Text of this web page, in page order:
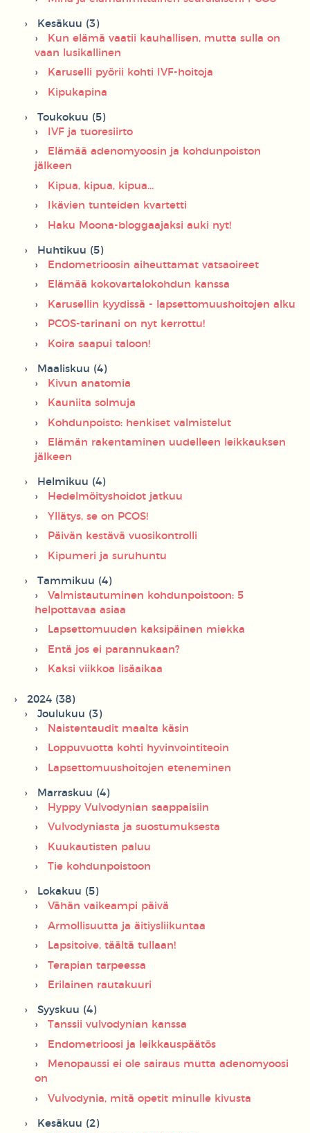
Kesäkuu (3)
Kun elämä vaatii kauhallisen, mutta sulla on
vaan lusikallinen
Karuselli pyörii kohti IVF-hoitoja
Kipukapina
Toukokuu (5)
IVF ja tuoresiirto
Elämää adenomyoosin ja kohdunpoiston
jälkeen
Kipua, kipua, kipua...
Ikävien tunteiden kvartetti
Haku Moona-bloggaajaksi auki nyt!
Huhtikuu (5)
Endometrioosin aiheuttamat vatsaoireet
Elämää kokovartalokohdun kanssa
Karusellin kyydissä - lapsettomuushoitojen alku
PCOS-tarinani on nyt kerrottu!
Koira saapui taloon!
Maaliskuu (4)
Kivun anatomia
Kauniita solmuja
Kohdunpoisto: henkiset valmistelut
Elämän rakentaminen uudelleen leikkauksen
jälkeen
Helmikuu (4)
Hedelmöityshoidot jatkuu
Yllätys, se on PCOS!
Päivän kestävä vuosikontrolli
Kipumeri ja suruhuntu
Tammikuu (4)
Valmistautuminen kohdunpoistoon: 5
helpottavaa asiaa
Lapsettomuuden kaksipäinen miekka
Entä jos ei parannukaan?
Kaksi viikkoa lisäaikaa
2024 (38)
Joulukuu (3)
Naistentaudit maalta käsin
Loppuvuotta kohti hyvinvointiteoin
Lapsettomuushoitojen eteneminen
Marraskuu (4)
Hyppy Vulvodynian saappaisiin
Vulvodyniasta ja suostumuksesta
Kuukautisten paluu
Tie kohdunpoistoon
Lokakuu (5)
Vähän vaikeampi päivä
Armollisuutta ja äitiysliikuntaa
Lapsitoive, täältä tullaan!
Terapian tarpeessa
Erilainen rautakuuri
Syyskuu (4)
Tanssii vulvodynian kanssa
Endometrioosi ja leikkauspäätös
Menopaussi ei ole sairaus mutta adenomyoosi
on
Vulvodynia, mitä opetit minulle kivusta
Kesäkuu (2)